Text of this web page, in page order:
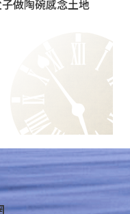
做陶碗感念土地